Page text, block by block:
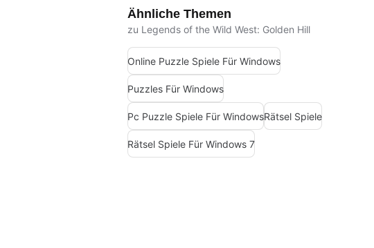
Ähnliche Themen
zu Legends of the Wild West: Golden Hill
Online Puzzle Spiele Für Windows
Puzzles Für Windows
Pc Puzzle Spiele Für WindowsRätsel Spiele
Rätsel Spiele Für Windows 7